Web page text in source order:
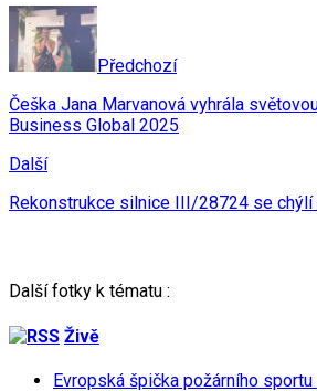
Předchozí
Češka Jana Marvanová vyhrála
Business Global 2025
Další
Rekonstrukce silnice III/28724 se chýlí
Další fotky k tématu :
Živě
Evropská špička požárního